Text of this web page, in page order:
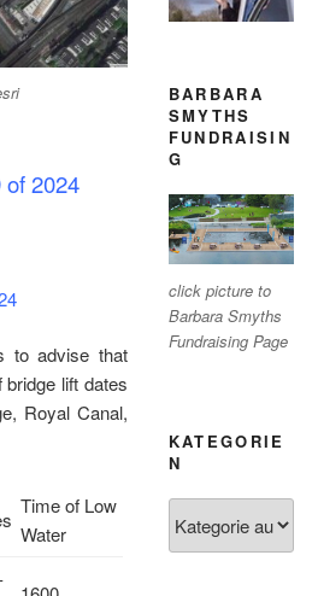
of 2024
to advise that
lift dates
Royal Canal,
Time of Low
Water
BARBARA
SMYTHS
FUNDRAISIN
G
click picture to
Barbara Smyths
Fundraising Page
KATEGORIE
N